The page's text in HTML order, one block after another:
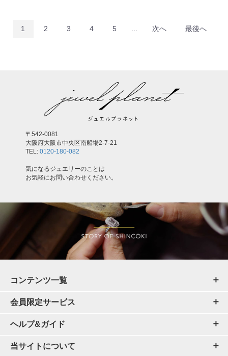
1 2 3 4 5 次へ 最後へ
〒542-0081
大阪府大阪市中央区南船場2-7-21
TEL: 0120-180-082
気になるジュエリーのことは
お気軽にお問い合わせください。
コンテンツ一覧
会員限定サービス
ヘルプ&ガイド
当サイトについて